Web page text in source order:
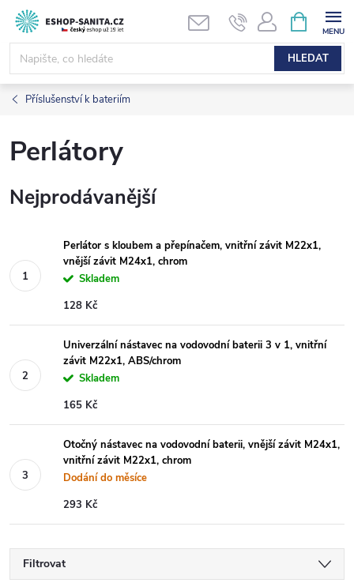
Přejít
obsah
HLEDAT
NÁKUPNÍ
KOŠÍK
Příslušenství k bateriím
Perlátory
Nejprodávanější
Perlátor s kloubem a přepínačem, vnitřní závit M22x1,
vnější závit M24x1, chrom
Skladem
128 Kč
Univerzální nástavec na vodovodní baterii 3 v 1, vnitřní
závit M22x1, ABS/chrom
Skladem
165 Kč
Otočný nástavec na vodovodní baterii, vnější závit M24x1,
vnitřní závit M22x1, chrom
Dodání do měsíce
293 Kč
Filtrovat